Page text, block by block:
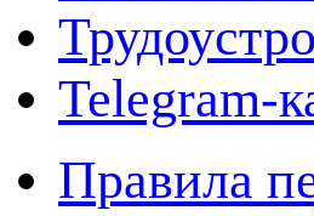
Telegram-
Правила